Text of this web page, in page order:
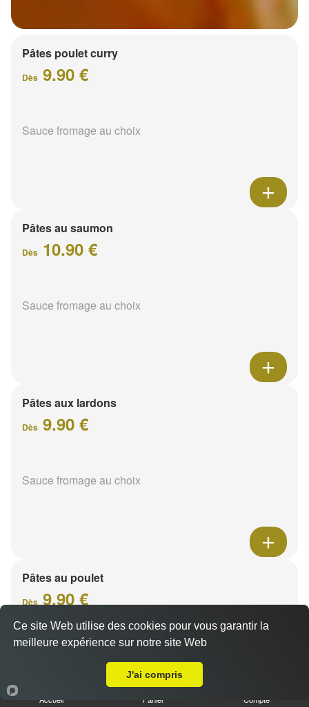
Pâtes poulet curry
Dès 9.90 €
Sauce fromage au choix
Pâtes au saumon
Dès 10.90 €
Sauce fromage au choix
Pâtes aux lardons
Dès 9.90 €
Sauce fromage au choix
Pâtes au poulet
Dès 9.90 €
Accueil Panier Compte
Ce site Web utilise des cookies pour vous garantir la
meilleure expérience sur notre site Web
J'ai compris